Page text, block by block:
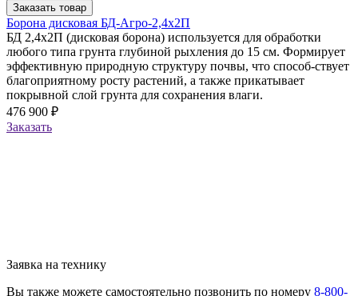
Заказать товар
Борона дисковая БД-Агро-2,4х2П
БД 2,4х2П (дисковая борона) используется для обработки
любого типа грунта глубиной рыхления до 15 см. Формирует
эффективную природную структуру почвы, что способ-ствует
благоприятному росту растений, а также прикатывает
покрывной слой грунта для сохранения влаги.
476 900 ₽
Заказать
Заявка на технику
Вы также можете самостоятельно позвонить по номеру 8-800-